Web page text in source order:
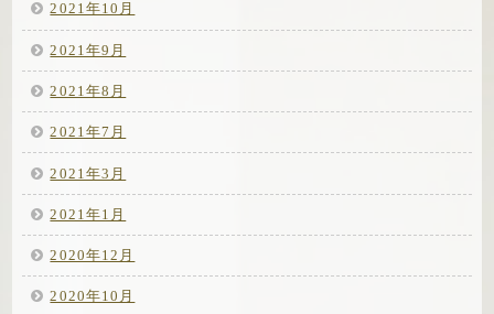
2021年10月
2021年9月
2021年8月
2021年7月
2021年3月
2021年1月
2020年12月
2020年10月